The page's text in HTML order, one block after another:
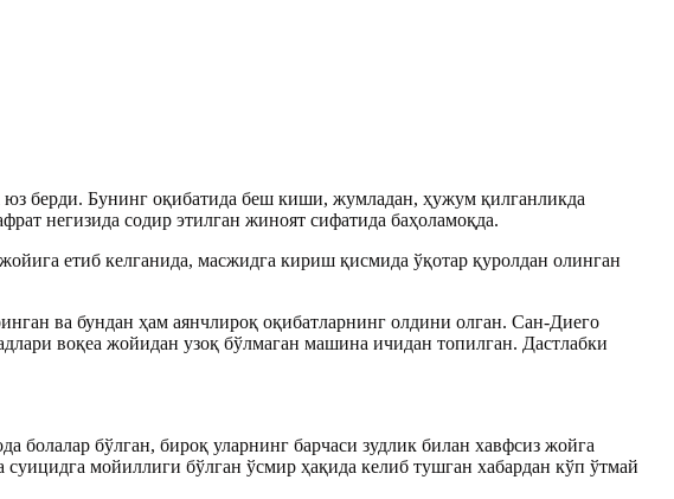
берди. Бунинг оқибатида беш киши, жумладан, ҳужум қилганликда
негизида содир этилган жиноят сифатида баҳоламоқда.
етиб келганида, масжидга кириш қисмида ўқотар қуролдан олинган
ва бундан ҳам аянчлироқ оқибатларнинг олдини олган. Сан-Диего
воқеа жойидан узоқ бўлмаган машина ичидан топилган. Дастлабки
бўлган, бироқ уларнинг барчаси зудлик билан хавфсиз жойга
мойиллиги бўлган ўсмир ҳақида келиб тушган хабардан кўп ўтмай